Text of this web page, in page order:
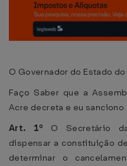
O Governador do Estado
Faço Saber que a
Acre decreta e eu
Art. 1º O Secretário
dispensar a constituição
determinar o